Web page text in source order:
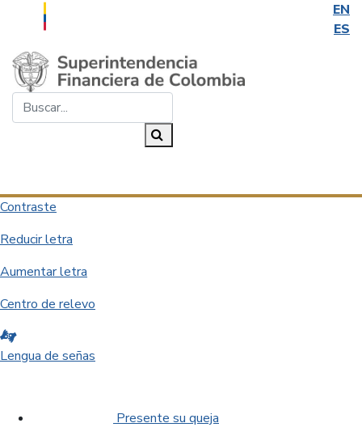
EN
ES
Saltar al contenido principal
Contraste
Reducir letra
Aumentar letra
Centro de relevo
Lengua de señas
Presente su queja